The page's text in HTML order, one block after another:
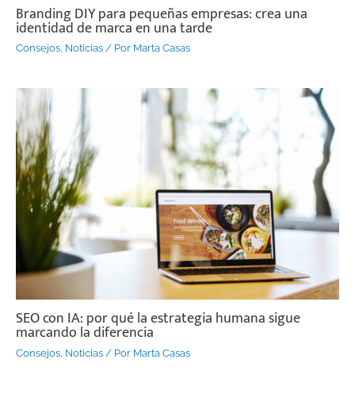
Branding DIY para pequeñas empresas: crea una
identidad de marca en una tarde
Consejos Noticias / Por Marta Casas
SEO con IA: por qué la estrategia humana sigue
marcando la diferencia
Consejos Noticias / Por Marta Casas